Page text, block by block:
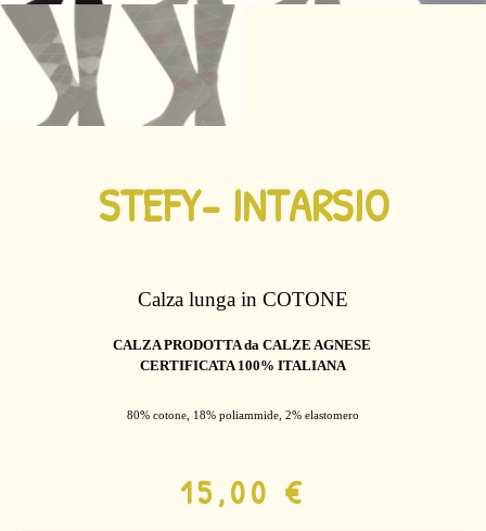
STEFY- INTARSIO
Calza lunga in COTONE
CALZA PRODOTTA da CALZE AGNESE
CERTIFICATA 100% ITALIANA
80% cotone, 18% poliammide, 2% elastomero
15,00 €